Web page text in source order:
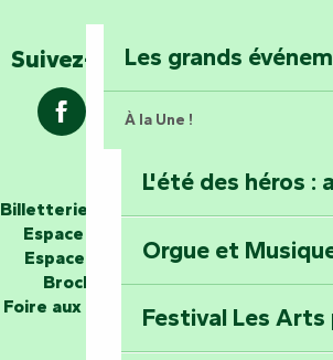
Explorez la
Les passeurs d'histoires
Partez en
Percez les
Les grands
À la Une !
L'été des héros :
Orgue et
Festival Les Arts
Suivez-nous !
Billetterie en ligne
Espace groupe
Espace presse
Brochures
Foire aux questions